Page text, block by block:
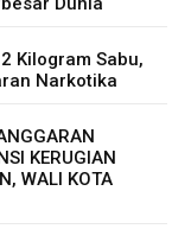
Kilogram Sabu,
Narkotika
KERUGIAN
WALI KOTA